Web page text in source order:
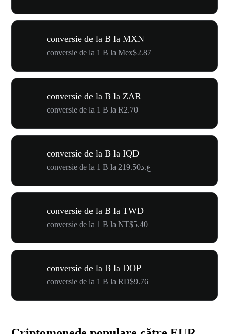
conversie de la B la MXN
conversie de la 1 B la Mex$2.87
conversie de la B la ZAR
conversie de la 1 B la R2.70
conversie de la B la IQD
conversie de la 1 B la ع.د219.50
conversie de la B la TWD
conversie de la 1 B la NT$5.40
conversie de la B la DOP
conversie de la 1 B la RD$9.76